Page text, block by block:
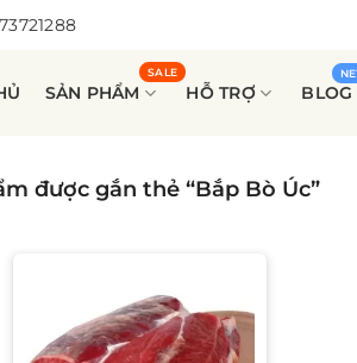
SẢN PHẨM HỖ TRỢ BLOG
được gắn thẻ “Bắp Bò Úc”